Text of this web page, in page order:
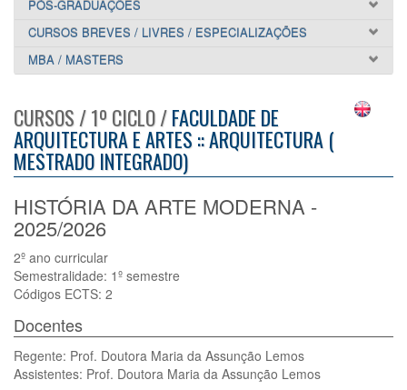
PÓS-GRADUAÇÕES
CURSOS BREVES / LIVRES / ESPECIALIZAÇÕES
MBA / MASTERS
CURSOS / 1º CICLO /FACULDADE DE
ARQUITECTURA E ARTES :: ARQUITECTURA (
MESTRADO INTEGRADO)
HISTÓRIA DA ARTE MODERNA -
2025/2026
2º ano curricular
Semestralidade: 1º semestre
Códigos ECTS: 2
Docentes
Regente: Prof. Doutora Maria da Assunção Lemos
Assistentes: Prof. Doutora Maria da Assunção Lemos